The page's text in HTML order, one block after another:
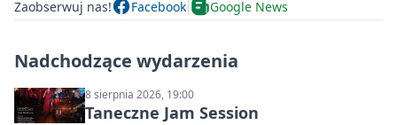
Zaobserwuj nas! Facebook Google News
Nadchodzące wydarzenia
8 sierpnia 2026, 19:00
Taneczne Jam Session